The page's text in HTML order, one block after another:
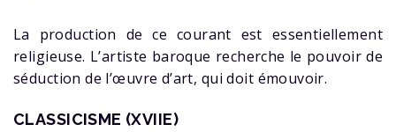
La production de ce courant est essentiellement
religieuse. L’artiste baroque recherche le pouvoir de
séduction de l’œuvre d’art, qui doit émouvoir.
CLASSICISME (XVIIE)